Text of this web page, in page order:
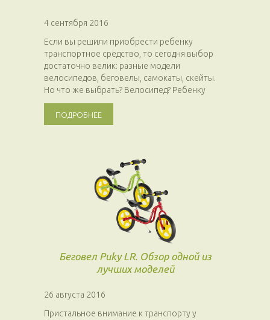
4 сентября 2016
Если вы решили приобрести ребенку
транспортное средство, то сегодня выбор
достаточно велик: разные модели
велосипедов, беговелы, самокаты, скейты.
Но что же выбрать? Велосипед? Ребенку
будет...
ПОДРОБНЕЕ
Беговел Puky LR. Обзор одной из
лучших моделей
26 августа 2016
Пристальное внимание к транспорту у